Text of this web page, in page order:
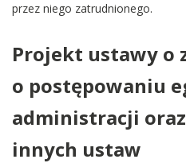
przez niego zatrudnionego.
Projekt ustawy o
o postępowaniu
administracji
innych ustaw